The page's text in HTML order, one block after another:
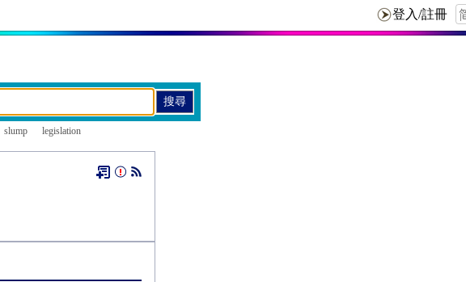
slump legislation